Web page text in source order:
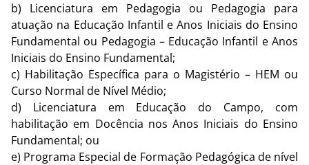
b) Licenciatura em Pedagogia ou Pedagogia para
atuação na Educação Infantil e Anos Iniciais do Ensino
Fundamental ou Pedagogia – Educação Infantil e Anos
Iniciais do Ensino Fundamental;
c) Habilitação Específica para o Magistério – HEM ou
Curso Normal de Nível Médio;
d) Licenciatura em Educação do Campo, com
habilitação em Docência nos Anos Iniciais do Ensino
Fundamental; ou
e) Programa Especial de Formação Pedagógica de nível